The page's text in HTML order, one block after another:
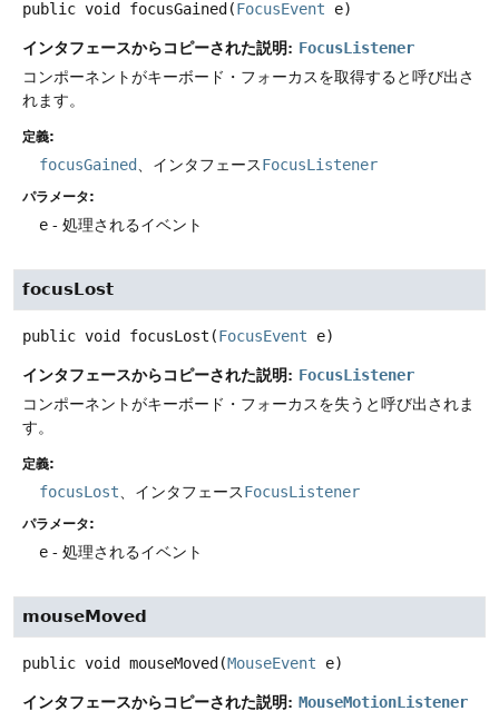
public void focusGained (FocusEvent e)
インタフェースからコピーされた説明: FocusListener
コンポーネントがキーボード・フォーカスを取得すると呼び出さ
れます。
定義:
focusGained 、インタフェースFocusListener
パラメータ:
e - 処理されるイベント
focusLost
public void focusLost (FocusEvent e)
インタフェースからコピーされた説明: FocusListener
コンポーネントがキーボード・フォーカスを失うと呼び出されま
す。
定義:
focusLost、インタフェースFocusListener
パラメータ:
e - 処理されるイベント
mouseMoved
public void mouseMoved (MouseEvent e)
インタフェースからコピーされた説明: MouseMotionListener